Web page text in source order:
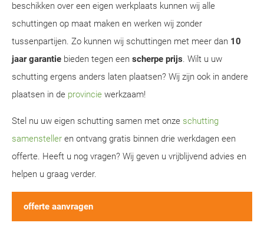
beschikken over een eigen werkplaats kunnen wij alle
schuttingen op maat maken en werken wij zonder
tussenpartijen. Zo kunnen wij schuttingen met meer dan 10
jaar garantie bieden tegen een scherpe prijs. Wilt u uw
schutting ergens anders laten plaatsen? Wij zijn ook in andere
plaatsen in de provincie werkzaam!
Stel nu uw eigen schutting samen met onze schutting
samensteller en ontvang gratis binnen drie werkdagen een
offerte. Heeft u nog vragen? Wij geven u vrijblijvend advies en
helpen u graag verder.
offerte aanvragen